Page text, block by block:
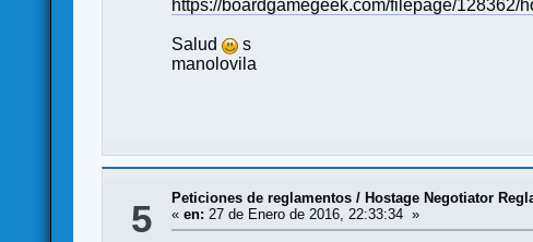
https://boardgamegeek.com/filepage/
Salud
s
manolovila
5 Peticiones de reglamentos / Hostage Negotiator
«en: 27 de Enero de 2016, 22:33:34 »